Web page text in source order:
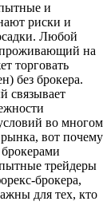
и
риски и
Любой
проживающий на
торговать
без брокера.
связывает
во многом
рынка, вот почему
трейдеры
брокера,
для тех, кто